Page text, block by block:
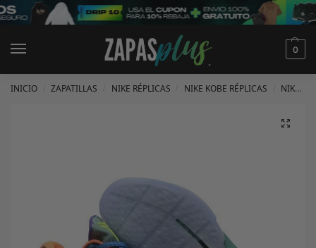
0
INICIO ZAPATILLAS NIKE RÉPLICAS NIKE KOBE RÉPLICAS NIKE KOBE 6 RÉPLICAS